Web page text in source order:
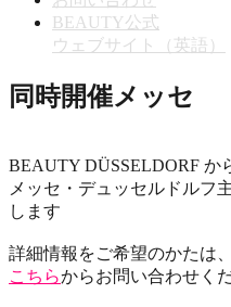
BEAUTY公式
ウェブサイト（英語）
同時開催メッセ
BEAUTY DÜSSELDORF か
メッセ・デュッセルドルフ
します
詳細情報をご希望のかたは
こちらからお問い合わせく